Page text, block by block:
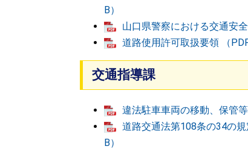
B）
山口県警察における交通安
道路使用許可取扱要領 （
交通指導課
違法駐車車両の移動、保管
道路交通法第108条の34の
B）